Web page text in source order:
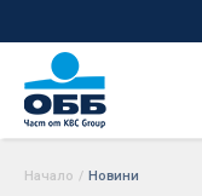
Начало / Новини